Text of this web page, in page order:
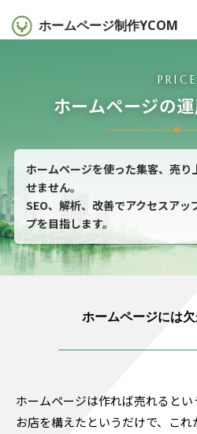
ホームページ制作YCOM
ホームページの
PRICE
ホームページを使った集客、売
せません。
SEO、解析、改善でアクセスアッ
プを目指します。
ホームページには
ホームページは作れば売れるとい
お店を構えたというだけで、こ